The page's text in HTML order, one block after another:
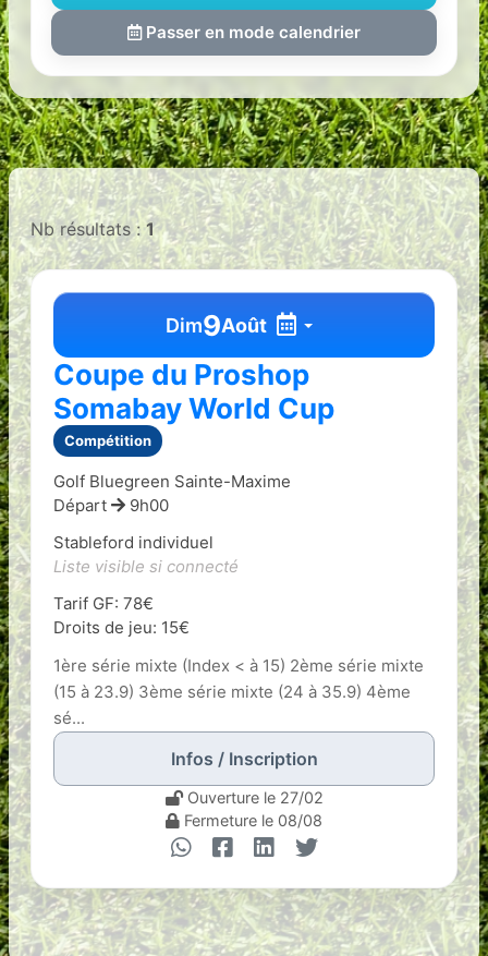
Passer en mode calendrier
Nb résultats :1
Dim9Août
Coupe du Proshop
Somabay World Cup
Compétition
Golf Bluegreen Sainte-Maxime
Départ
9h00
Stableford individuel
Liste visible si connecté
Tarif GF: 78€
Droits de jeu: 15€
1ère série mixte (Index < à 15) 2ème série mixte
(15 à 23.9) 3ème série mixte (24 à 35.9) 4ème
sé...
Infos / Inscription
Ouverture le 27/02
Fermeture le 08/08